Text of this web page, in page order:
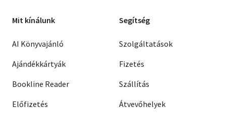
Mit kínálunk
AI Könyvajánló
Ajándékkártyák
Bookline Reader
Előfizetés
Segítség
Szolgáltatások
Fizetés
Szállítás
Átvevőhelyek